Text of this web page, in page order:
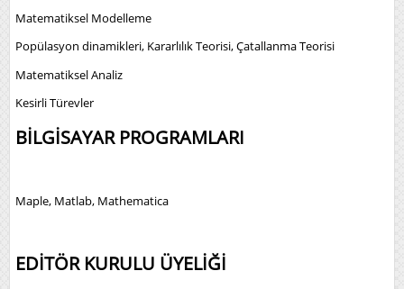
Matematiksel Modelleme
Popülasyon dinamikleri, Kararlılık Teorisi, Çatallanma Teorisi
Matematiksel Analiz
Kesirli Türevler
BİLGİSAYAR PROGRAMLARI
Maple, Matlab, Mathematica
EDİTÖR KURULU ÜYELİĞİ